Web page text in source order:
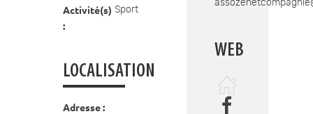
Activité(s)
:
Sport
LOCALISATION
Adresse :
WEB